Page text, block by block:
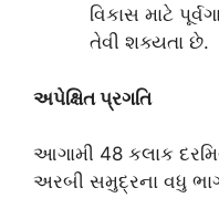
વિકાસ માટે
તેવી શક્યતા છે.
અપેક્ષિત પ્રગતિ
આગામી 48 કલાક
અરબી સમુદ્રના વધુ